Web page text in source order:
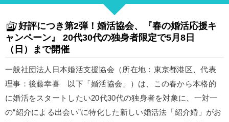
好評につき第2弾！婚活協会、『春の婚活応援キ
ャンペーン』 20代30代の独身者限定で5月8日
（日）まで開催
一般社団法人日本婚活支援協会（所在地：東京都港区、代表
理事：後藤幸喜 以下「婚活協会」）は、この春から本格的
に婚活をスタートしたい20代30代の独身者を対象に、一対一
の“紹介による出会い”に特化した新しい婚活法「紹介婚」がお